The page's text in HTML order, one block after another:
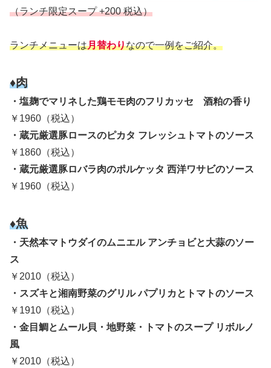
（ランチ限定スープ +200 税込）
ランチメニューは月替わりなので一例をご紹介。
♦肉
・塩麹でマリネした鶏モモ肉のフリカッセ 酒粕の香り
￥1960（税込）
・蔵元厳選豚ロースのピカタ フレッシュトマトのソース
￥1860（税込）
・蔵元厳選豚ロバラ肉のポルケッタ 西洋ワサビのソース
￥1960（税込）
♦魚
・天然本マトウダイのムニエル アンチョビと大蒜のソー
ス
￥2010（税込）
・スズキと湘南野菜のグリル パプリカとトマトのソース
￥1910（税込）
・金目鯛とムール貝・地野菜・トマトのスープ リボルノ
風
￥2010（税込）